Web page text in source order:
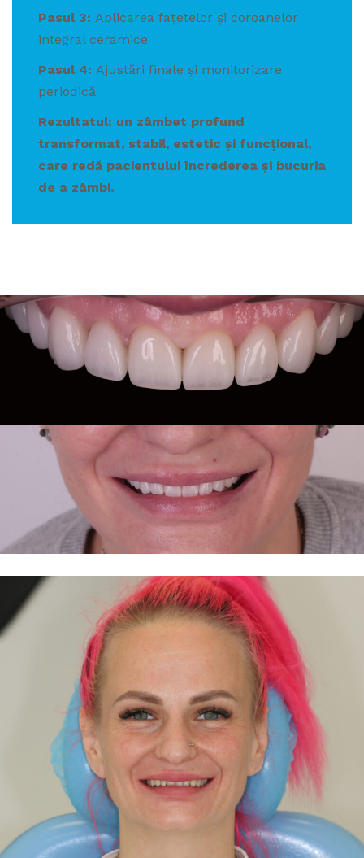
Pasul 3: Aplicarea fațetelor și coroanelor
integral ceramice
Pasul 4: Ajustări finale și monitorizare
periodică
Rezultatul: un zâmbet profund
transformat, stabil, estetic și funcțional,
care redă pacientului încrederea și bucuria
de a zâmbi.